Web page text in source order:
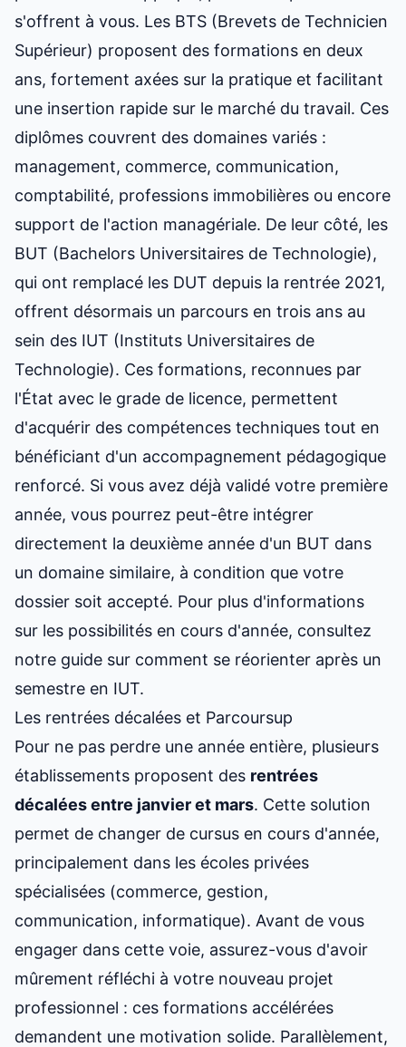
s'offrent à vous. Les BTS (Brevets de Technicien
Supérieur) proposent des formations en deux
ans, fortement axées sur la pratique et facilitant
une insertion rapide sur le marché du travail. Ces
diplômes couvrent des domaines variés :
management, commerce, communication,
comptabilité, professions immobilières ou encore
support de l'action managériale. De leur côté, les
BUT (Bachelors Universitaires de Technologie),
qui ont remplacé les DUT depuis la rentrée 2021,
offrent désormais un parcours en trois ans au
sein des IUT (Instituts Universitaires de
Technologie). Ces formations, reconnues par
l'État avec le grade de licence, permettent
d'acquérir des compétences techniques tout en
bénéficiant d'un accompagnement pédagogique
renforcé. Si vous avez déjà validé votre première
année, vous pourrez peut-être intégrer
directement la deuxième année d'un BUT dans
un domaine similaire, à condition que votre
dossier soit accepté. Pour plus d'informations
sur les possibilités en cours d'année, consultez
notre guide sur comment se réorienter après un
semestre en IUT.
Les rentrées décalées et Parcoursup
Pour ne pas perdre une année entière, plusieurs
établissements proposent des rentrées
décalées entre janvier et mars. Cette solution
permet de changer de cursus en cours d'année,
principalement dans les écoles privées
spécialisées (commerce, gestion,
communication, informatique). Avant de vous
engager dans cette voie, assurez-vous d'avoir
mûrement réfléchi à votre nouveau projet
professionnel : ces formations accélérées
demandent une motivation solide. Parallèlement,